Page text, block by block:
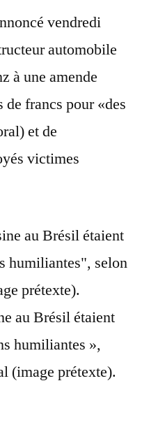
vendredi
automobile
à une amende
francs pour «des
et de
victimes
au Brésil étaient
humiliantes »,
(image prétexte).